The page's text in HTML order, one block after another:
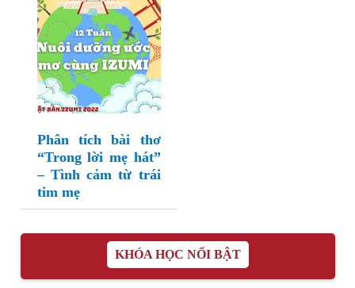
Phân tích bài thơ
“Trong lời mẹ hát”
– Tình cảm từ trái
tim mẹ
KHÓA HỌC NỔI BẬT